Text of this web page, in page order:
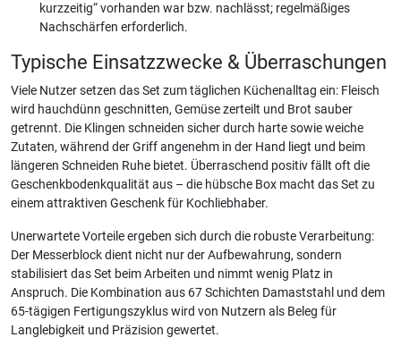
kurzzeitig“ vorhanden war bzw. nachlässt; regelmäßiges
Nachschärfen erforderlich.
Typische Einsatzzwecke & Überraschungen
Viele Nutzer setzen das Set zum täglichen Küchenalltag ein: Fleisch
wird hauchdünn geschnitten, Gemüse zerteilt und Brot sauber
getrennt. Die Klingen schneiden sicher durch harte sowie weiche
Zutaten, während der Griff angenehm in der Hand liegt und beim
längeren Schneiden Ruhe bietet. Überraschend positiv fällt oft die
Geschenkbodenkqualität aus – die hübsche Box macht das Set zu
einem attraktiven Geschenk für Kochliebhaber.
Unerwartete Vorteile ergeben sich durch die robuste Verarbeitung:
Der Messerblock dient nicht nur der Aufbewahrung, sondern
stabilisiert das Set beim Arbeiten und nimmt wenig Platz in
Anspruch. Die Kombination aus 67 Schichten Damaststahl und dem
65-tägigen Fertigungszyklus wird von Nutzern als Beleg für
Langlebigkeit und Präzision gewertet.